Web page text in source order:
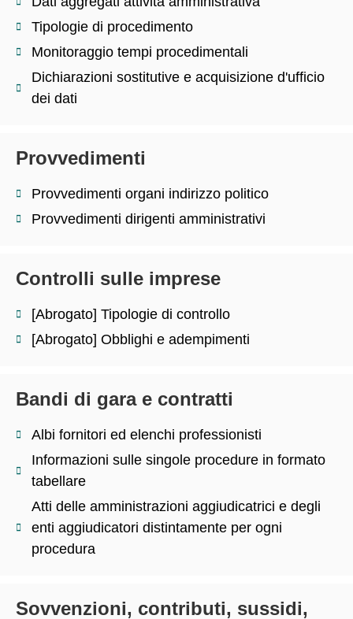
Tipologie di procedimento
Monitoraggio tempi procedimentali
Dichiarazioni sostitutive e acquisizione d'ufficio
dei dati
Provvedimenti
Provvedimenti organi indirizzo politico
Provvedimenti dirigenti amministrativi
Controlli sulle imprese
[Abrogato] Tipologie di controllo
[Abrogato] Obblighi e adempimenti
Bandi di gara e contratti
Albi fornitori ed elenchi professionisti
Informazioni sulle singole procedure in formato
tabellare
Atti delle amministrazioni aggiudicatrici e degli
enti aggiudicatori distintamente per ogni
procedura
Sovvenzioni, contributi, sussidi,